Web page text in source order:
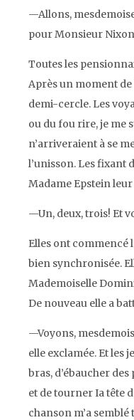
—Allons,
pour Monsieur
Toutes les
Après un moment
demi-cercle. Les
ou du fou rire, je me
n’arriveraient à se
l’unisson. Les fixant
Madame Epstein leur
—Un, deux, trois! Et
Elles ont commencé
bien synchronisée.
Mademoiselle
De nouveau elle a
—Voyons,
elle exclamée. Et les
bras, d’ébaucher
et de tourner Ia tête
chanson m’a